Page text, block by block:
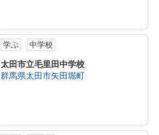
学ぶ 中学校
太田市立毛里田中学校
群馬県太田市矢田堀町